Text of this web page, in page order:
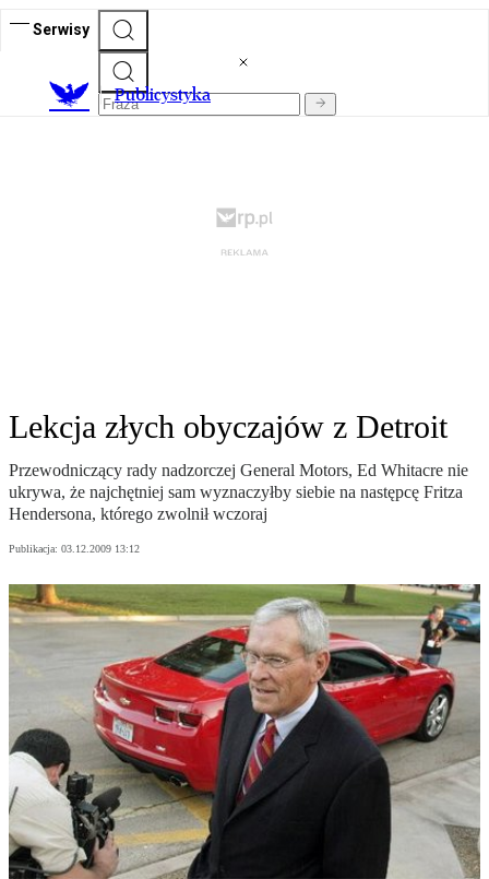
Serwisy
Publicystyka
Lekcja złych obyczajów z Detroit
Przewodniczący rady nadzorczej General Motors, Ed Whitacre nie
ukrywa, że najchętniej sam wyznaczyłby siebie na następcę Fritza
Hendersona, którego zwolnił wczoraj
Publikacja: 03.12.2009 13:12